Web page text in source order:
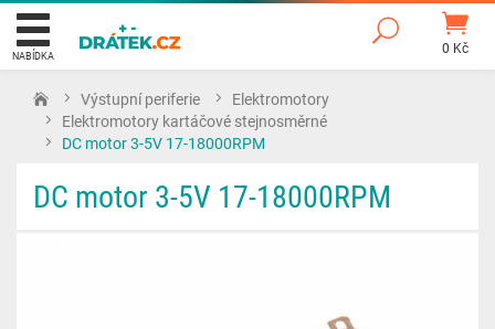
0 Kč
NABÍDKA
Výstupní periferie
Elektromotory
Elektromotory kartáčové stejnosměrné
DC motor 3-5V 17-18000RPM
DC motor 3-5V 17-18000RPM